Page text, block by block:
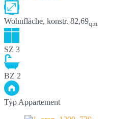
Wohnfläche, konstr. 82,69qm
SZ 3
BZ 2
Typ Appartement